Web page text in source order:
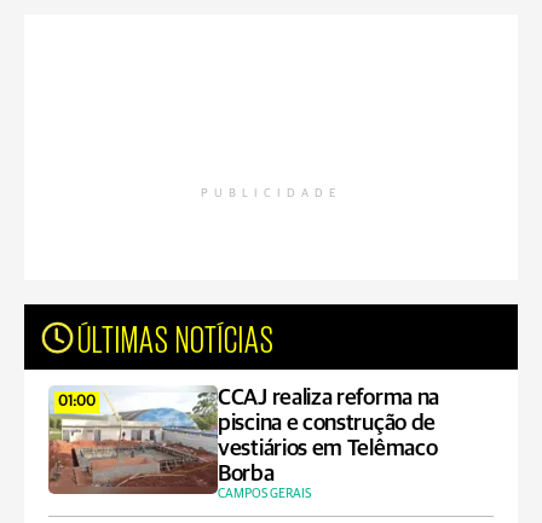
PUBLICIDADE
ÚLTIMAS NOTÍCIAS
01:00
CCAJ realiza reforma na
piscina e construção de
vestiários em Telêmaco
Borba
CAMPOS GERAIS